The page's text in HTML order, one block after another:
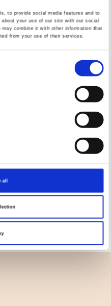
to provide social media features and to
your use of our site with our social
combine it with other information that
from your use of their services.
all
mögen
AVALANA Jersey Solid